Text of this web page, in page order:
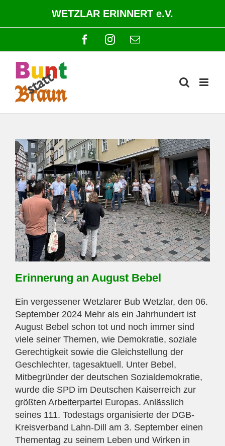
springen
WETZLAR ERINNERT e.V.
FacebookInstagram
E-
Mail
Erinnerung an August Bebel
Ein vergessener Wetzlarer Bub Wetzlar, den 06.
September 2024 Mehr als ein Jahrhundert ist
August Bebel schon tot und noch immer sind
viele seiner Themen, wie Demokratie, soziale
Gerechtigkeit sowie die Gleichstellung der
Geschlechter, tagesaktuell. Unter Bebel,
Mitbegründer der deutschen Sozialdemokratie,
wurde die SPD im Deutschen Kaiserreich zur
größten Arbeiterpartei Europas. Anlässlich
seines 111. Todestags organisierte der DGB-
Kreisverband Lahn-Dill am 3. September einen
Thementag zu seinem Leben und Wirken in